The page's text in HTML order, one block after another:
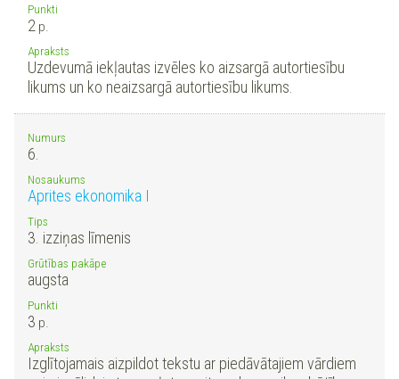
Punkti
2 p.
Apraksts
Uzdevumā iekļautas izvēles ko aizsargā autortiesību
likums un ko neaizsargā autortiesību likums.
Numurs
6.
Nosaukums
Aprites ekonomika I
Tips
3. izziņas līmenis
Grūtības pakāpe
augsta
Punkti
3 p.
Apraksts
Izglītojamais aizpildot tekstu ar piedāvātajiem vārdiem